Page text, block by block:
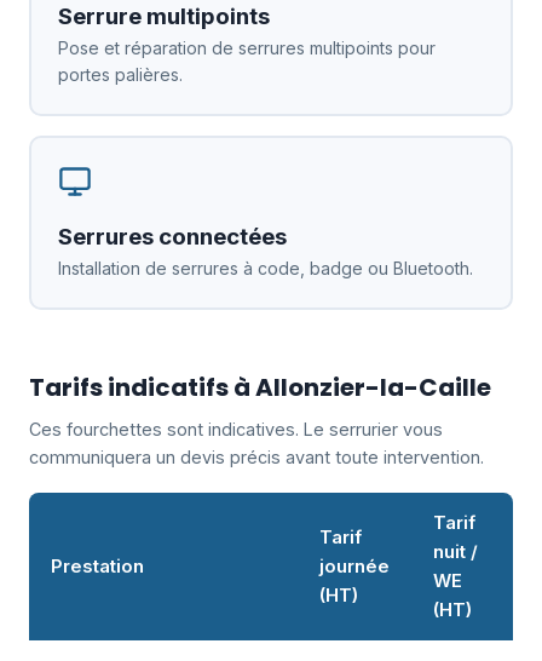
Serrure multipoints
Pose et réparation de serrures multipoints pour
portes palières.
Serrures connectées
Installation de serrures à code, badge ou Bluetooth.
Tarifs indicatifs à Allonzier-la-Caille
Ces fourchettes sont indicatives. Le serrurier vous
communiquera un devis précis avant toute intervention.
Prestation
Tarif
journée
(HT)
Tarif
nuit /
WE
(HT)